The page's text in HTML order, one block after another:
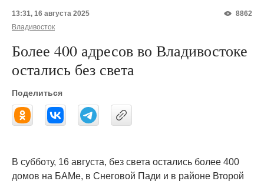
8862
13:31, 16 августа 2025
Владивосток
Более 400 адресов во Владивостоке
остались без света
Поделиться
В субботу, 16 августа, без света остались более 400
домов на БАМе, в Снеговой Пади и в районе Второй